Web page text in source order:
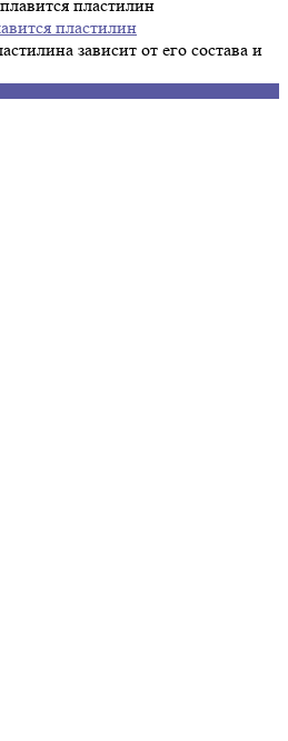
пластилин
зависит от его состава и